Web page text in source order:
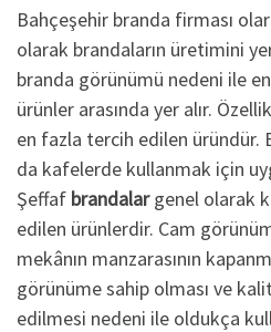
Bahçeşehir branda firması
olarak brandaların üretimini
branda görünümü nedeni ile
ürünler arasında yer alır.
en fazla tercih edilen üründür.
da kafelerde kullanmak için
Şeffaf brandalargenel olarak
edilen ürünlerdir. Cam
mekânın manzarasının
görünüme sahip olması ve
edilmesi nedeni ile oldukça